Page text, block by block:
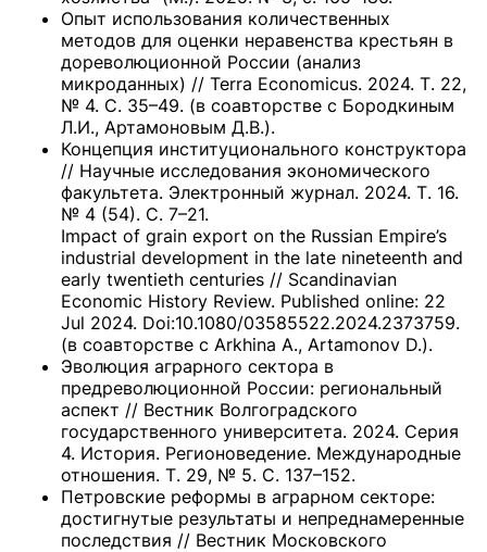
Опыт использования количественных
методов для оценки неравенства крестьян в
дореволюционной России (анализ
микроданных) // Terra Economicus. 2024. Т. 22,
№ 4. С. 35–49. (в соавторстве с Бородкиным
Л.И., Артамоновым Д.В.).
Концепция институционального конструктора
// Научные исследования экономического
факультета. Электронный журнал. 2024. Т. 16.
№ 4 (54). С. 7–21.
Impact of grain export on the Russian Empire’s
industrial development in the late nineteenth and
early twentieth centuries // Scandinavian
Economic History Review. Published online: 22
Jul 2024. Doi:10.1080/03585522.2024.2373759.
(в соавторстве с Arkhina A., Artamonov D.).
Эволюция аграрного сектора в
предреволюционной России: региональный
аспект // Вестник Волгоградского
государственного университета. 2024. Серия
4. История. Регионоведение. Международные
отношения. Т. 29, № 5. С. 137–152.
Петровские реформы в аграрном секторе:
достигнутые результаты и непреднамеренные
последствия // Вестник Московского